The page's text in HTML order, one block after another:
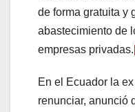
de forma gratuita y
abastecimiento de
empresas privadas.
En el Ecuador la
renunciar, anunció